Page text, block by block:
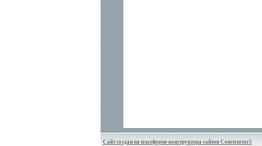
Сайт создан на платформе конструктора сайтов Constructor5